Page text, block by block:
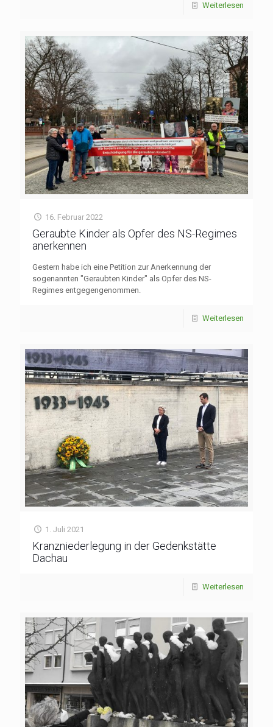
Weiterlesen
16. Februar 2022
Geraubte Kinder als Opfer des NS-Regimes
anerkennen
Gestern habe ich eine Petition zur Anerkennung der
sogenannten "Geraubten Kinder" als Opfer des NS-
Regimes entgegengenommen.
Weiterlesen
1. Juli 2021
Kranzniederlegung in der Gedenkstätte
Dachau
Weiterlesen